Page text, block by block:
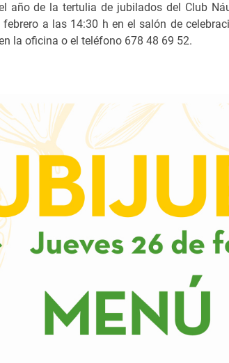
año de la tertulia de jubilados del Club
a las 14:30 h en el salón de
la oficina o el teléfono 678 48 69 52.